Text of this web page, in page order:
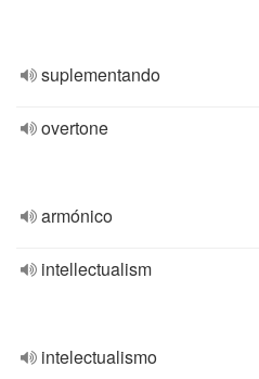
suplementando
overtone
armónico
intellectualism
intelectualismo